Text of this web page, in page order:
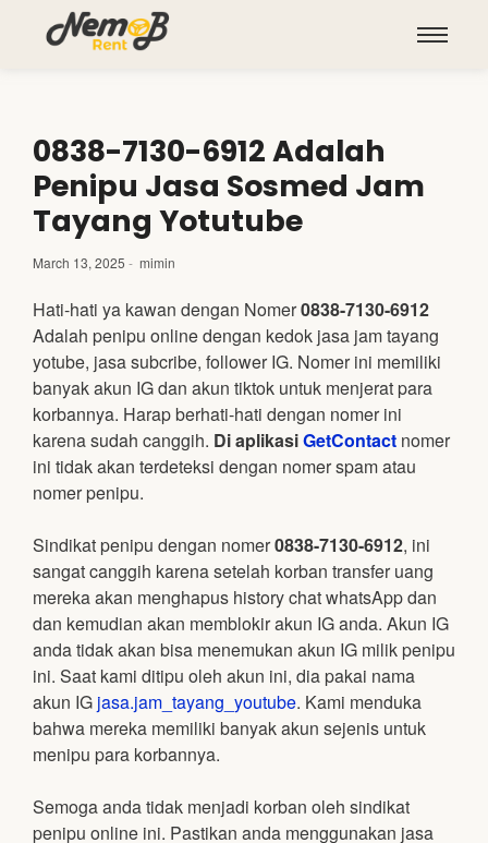
0838-7130-6912 Adalah
Penipu Jasa Sosmed Jam
Tayang Yotutube
March 13, 2025 - mimin
Hati-hati ya kawan dengan Nomer0838-7130-6912
Adalah penipu online dengan kedok jasa jam tayang
yotube, jasa subcribe, follower IG. Nomer ini memiliki
banyak akun IG dan akun tiktok untuk menjerat para
korbannya. Harap berhati-hati dengan nomer ini
karena sudah canggih. Di aplikasiGetContact nomer
ini tidak akan terdeteksi dengan nomer spam atau
nomer penipu.
Sindikat penipu dengan nomer0838-7130-6912, ini
sangat canggih karena setelah korban transfer uang
mereka akan menghapus history chat whatsApp dan
dan kemudian akan memblokir akun IG anda. Akun IG
anda tidak akan bisa menemukan akun IG milik penipu
ini. Saat kami ditipu oleh akun ini, dia pakai nama
akun IG jasa.jam_tayang_youtube. Kami menduka
bahwa mereka memiliki banyak akun sejenis untuk
menipu para korbannya.
Semoga anda tidak menjadi korban oleh sindikat
penipu online ini. Pastikan anda menggunakan jasa